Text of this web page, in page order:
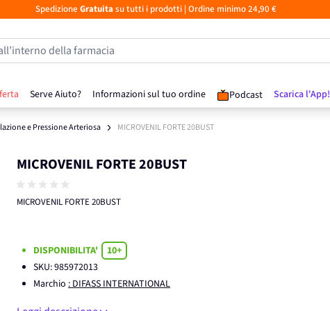
Spedizione Gratuita su tutti i prodotti| Ordine minimo 24,90 €
Serve Aiuto? Informazioni sul tuo ordine Podcast Scarica l'App!
della farmacia
e Pressione Arteriosa MICROVENIL FORTE 20BUST
MICROVENIL FORTE 20BUST
MICROVENIL FORTE 20BUST
DISPONIBILITA'
10+
SKU:985972013
Marchio : DIFASS INTERNATIONAL